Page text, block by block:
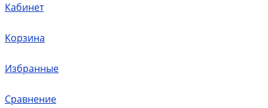
Кабинет
Корзина
Избранные
Сравнение